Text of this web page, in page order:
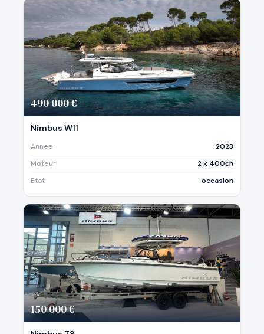
490 000 €
Nimbus W11
Annee
2023
Moteur
2 x 400ch
Etat
occasion
150 000 €